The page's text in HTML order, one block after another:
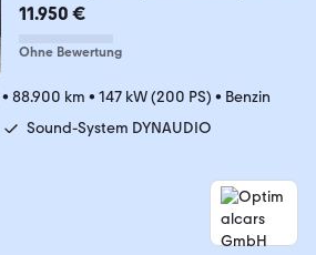
11.950 €
Ohne Bewertung
• 88.900 km • 147 kW (200 PS) • Benzin
Sound-System DYNAUDIO